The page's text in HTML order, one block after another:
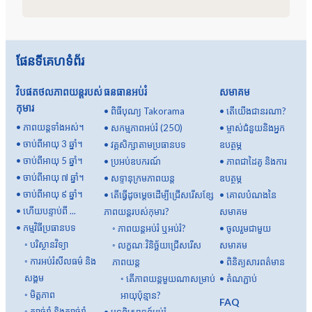
ផែនទីគេហទំព័រ
វិបផតថលភាពយន្តរបស់
កុមារ
• ភាពយន្តទាំងអស់។
• ចាប់ពីអាយុ 3 ឆ្នាំ។
• ចាប់ពីអាយុ 5 ឆ្នាំ។
• ចាប់ពីអាយុ ៧ ឆ្នាំ។
• ចាប់ពីអាយុ ៩ ឆ្នាំ។
• ហើយបន្ទាប់ពី ...
• កម្មវិធីប្រធានបទ
◦ បរិស្ថានវិទ្យា
◦ ការអប់រំសីលធម៌ និង
សង្គម
◦ មិត្តភាព
ធនធានអប់រំ
• ពិធីបុណ្យ Takorama
• សកម្មភាពអប់រំ (250)
• វគ្គសិក្សាតាមប្រធានបទ
• ប្រអប់ឧបករណ៍
• សទ្ទានុក្រមភាពយន្ត
• តើធ្វើដូចម្តេចដើម្បីជ្រើសរើសខ្សែ
ភាពយន្តរបស់កុមារ?
◦ ភាពយន្តអប់រំ ឬអប់រំ?
◦ លក្ខណៈវិនិច្ឆ័យជ្រើសរើស
ភាពយន្ត
◦ តើ​ភាពយន្ត​មួយ​ណា​សម្រាប់​
អាយុ​ប៉ុន្មាន?
សមាគម
•តើយើងជានរណា?
•ម្ចាស់ជំនួយនិងអ្នក
ឧបត្ថម្ភ
•ភាពជាដៃគូ និងការ
ឧបត្ថម្ភ
•គោលបំណងនៃ
សមាគម
•ចូលរួមជាមួយ
សមាគម
• ពិនិត្យសារពត៌មាន
• តំណភ្ជាប់
FAQ